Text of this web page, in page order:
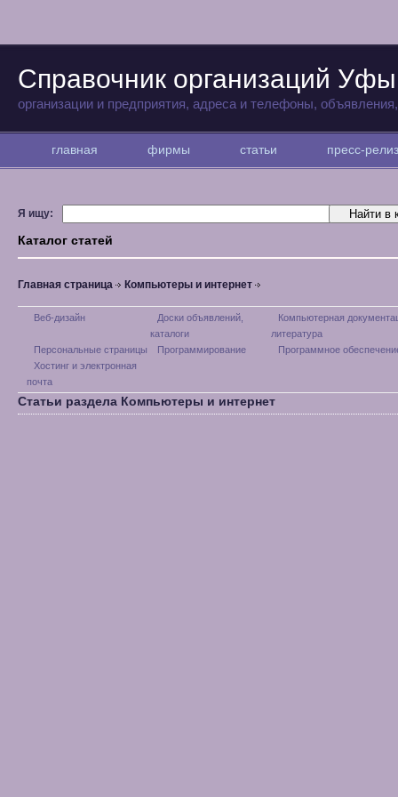
Справочник организаций Уфы
организации и предприятия, адреса и телефоны,
главная фирмы статьи пресс-
Я ищу:
Каталог статей
Главная страница Компьютеры и интернет
Веб-дизайн
Доски объявлений,
каталоги
Компьютерная
литература
Персональные страницы
Программирование
Программное
Хостинг и электронная
почта
Статьи раздела Компьютеры и интернет